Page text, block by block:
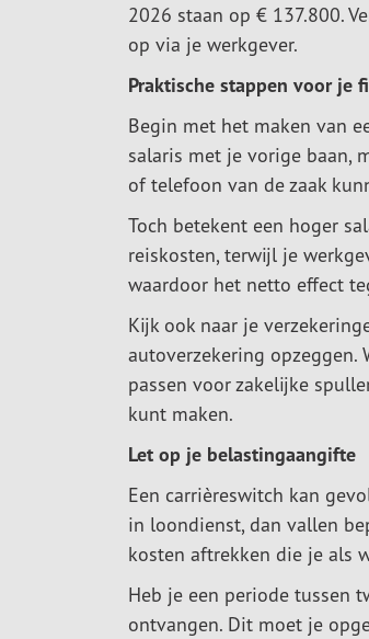
2026 staan op € 137.800.
op via je werkgever.
Praktische stappen voor je
Begin met het maken van
salaris met je vorige baan,
of telefoon van de zaak
Toch betekent een hoger
reiskosten, terwijl je
waardoor het netto effect
Kijk ook naar je
autoverzekering opzeggen.
passen voor zakelijke
kunt maken.
Let op je belastingaangifte
Een carrièreswitch kan
in loondienst, dan vallen
kosten aftrekken die je als
Heb je een periode tussen
ontvangen. Dit moet je